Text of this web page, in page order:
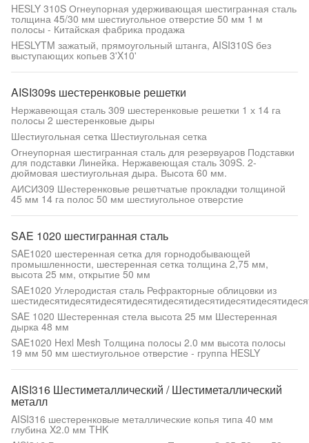
HESLY 310S Огнеупорная удерживающая шестигранная сталь
толщина 45/30 мм шестиугольное отверстие 50 мм 1 м
полосы - Китайская фабрика продажа
HESLYTM зажатый, прямоугольный штанга, AISI310S без
выступающих копьев 3'X10'
AISI309s шестеренковые решетки
Нержавеющая сталь 309 шестеренковые решетки 1 х 14 га
полосы 2 шестеренковые дыры
Шестиугольная сетка Шестиугольная сетка
Огнеупорная шестигранная сталь для резервуаров Подставки
для подставки Линейка. Нержавеющая сталь 309S. 2-
дюймовая шестиугольная дыра. Высота 60 мм.
АИСИ309 Шестеренковые решетчатые прокладки толщиной
45 мм 14 га полос 50 мм шестиугольное отверстие
SAE 1020 шестигранная сталь
SAE1020 шестеренная сетка для горнодобывающей
промышленности, шестеренная сетка толщина 2,75 мм,
высота 25 мм, открытие 50 мм
SAE1020 Углеродистая сталь Рефракторные облицовки из
SAE 1020 Шестеренная стела высота 25 мм Шестеренная
дырка 48 мм
SAE1020 Hexl Mesh Толщина полосы 2.0 мм высота полосы
19 мм 50 мм шестиугольное отверстие - группа HESLY
AISI316 Шестиметаллический / Шестиметаллический
металл
AISI316 шестеренковые металлические копья типа 40 мм
глубина X2.0 мм THK